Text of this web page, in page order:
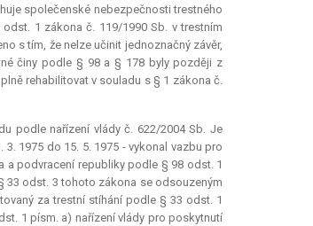
společenské nebezpečnosti trestného
1 zákona č. 119/1990 Sb. v trestním
s tím, že nelze učinit jednoznačný závěr,
činy podle § 98 a § 178 byly později z
rehabilitovat v souladu s § 1 zákona č.
podle nařízení vlády č. 622/2004 Sb. Je
1975 do 15. 5. 1975 - vykonal vazbu pro
a podvracení republiky podle § 98 odst. 1
33 odst. 3 tohoto zákona se odsouzeným
za trestní stíhání podle § 33 odst. 1
1 písm. a) nařízení vlády pro poskytnutí